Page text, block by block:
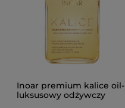
Inoar premium kalice oil-
luksusowy odżywczy